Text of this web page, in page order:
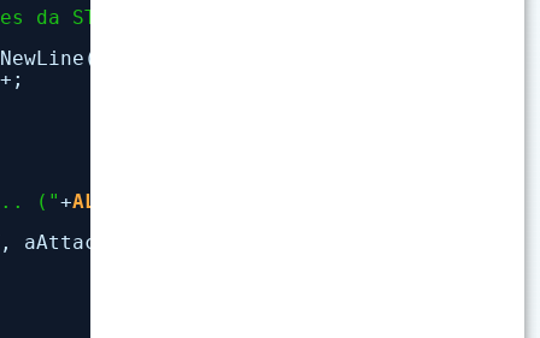
da STU-MAC/CBTU para o Portal da
("+ALLTRIM
aAttach, cMAILUSER, cPASSWORD, cSMTP,